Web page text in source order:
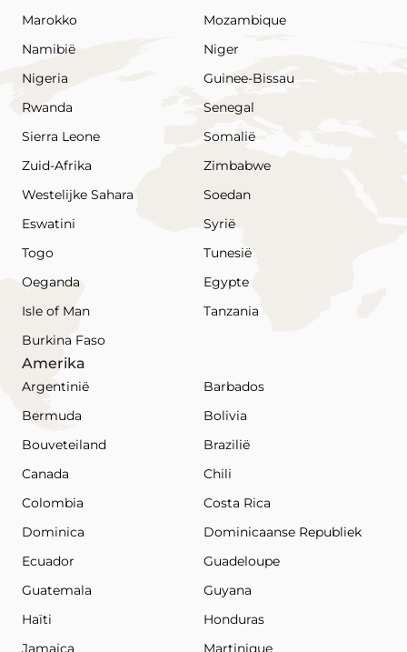
Marokko
Mozambique
Namibië
Niger
Nigeria
Guinee-Bissau
Rwanda
Senegal
Sierra Leone
Somalië
Zuid-Afrika
Zimbabwe
Westelijke Sahara
Soedan
Eswatini
Syrië
Togo
Tunesië
Oeganda
Egypte
Isle of Man
Tanzania
Burkina Faso
Amerika
Argentinië
Barbados
Bermuda
Bolivia
Bouveteiland
Brazilië
Canada
Chili
Colombia
Costa Rica
Dominica
Dominicaanse Republiek
Ecuador
Guadeloupe
Guatemala
Guyana
Haïti
Honduras
Jamaica
Martinique